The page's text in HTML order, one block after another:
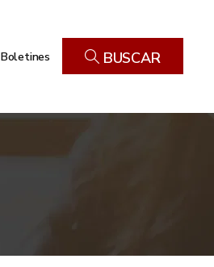
Boletines BUSCAR